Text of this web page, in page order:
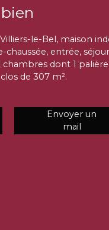
le-Bel, maison
chaussée, entrée,
chambres dont 1
de 307 m².
Envoyer un
mail